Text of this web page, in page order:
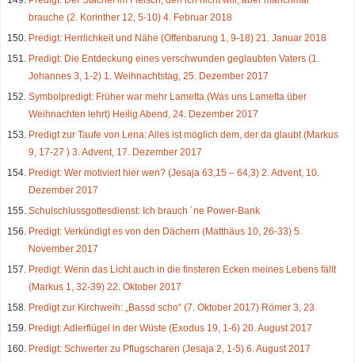
brauche (2. Korinther 12, 5-10) 4. Februar 2018
Predigt: Herrlichkeit und Nähe (Offenbarung 1, 9-18) 21. Januar 2018
Predigt: Die Entdeckung eines verschwunden geglaubten Vaters (1.
Johannes 3, 1-2) 1. Weihnachtstag, 25. Dezember 2017
Symbolpredigt: Früher war mehr Lametta (Was uns Lametta über
Weihnachten lehrt) Heilig Abend, 24. Dezember 2017
Predigt zur Taufe von Lena: Alles ist möglich dem, der da glaubt (Markus
9, 17-27 ) 3. Advent, 17. Dezember 2017
Predigt: Wer motiviert hier wen? (Jesaja 63,15 – 64,3) 2. Advent, 10.
Dezember 2017
Schulschlussgottesdienst: Ich brauch ´ne Power-Bank
Predigt: Verkündigt es von den Dächern (Matthäus 10, 26-33) 5.
November 2017
Predigt: Wenn das Licht auch in die finsteren Ecken meines Lebens fällt
(Markus 1, 32-39) 22. Oktober 2017
Predigt zur Kirchweih: „Bassd scho“ (7. Oktober 2017) Römer 3, 23
Predigt: Adlerflügel in der Wüste (Exodus 19, 1-6) 20. August 2017
Predigt: Schwerter zu Pflugscharen (Jesaja 2, 1-5) 6. August 2017